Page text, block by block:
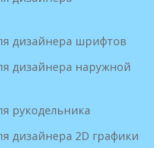
дизайнера шрифтов
дизайнера наружной
рукодельника
дизайнера 2D графики